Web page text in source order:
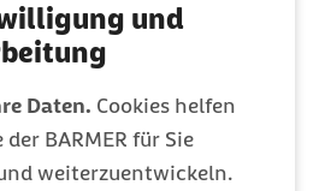
und
Daten. Cookies helfen
BARMER für Sie
weiterzuentwickeln.
Kinderwunsch ist es
wenn keine oder
haben – die Krankheit